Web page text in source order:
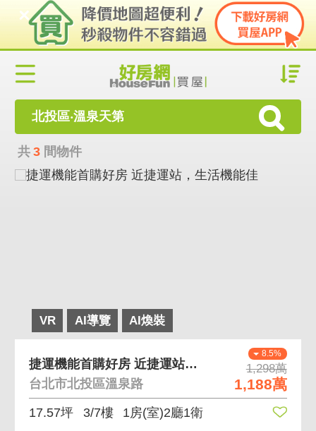
北投區‧溫泉天第
共 3 間物件
VR AI導覽 AI煥裝
8.5%
1,298萬
1,188萬
捷運機能首購好房 近捷運站，生活機能佳
台北市北投區溫泉路
17.57坪 3/7樓 1房(室)2廳1衛